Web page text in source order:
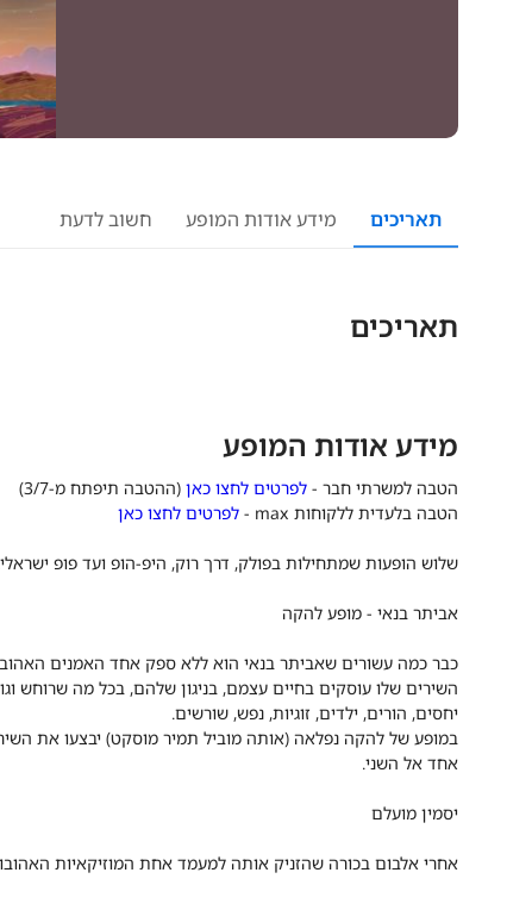
תאריכים מידע אודות המופע חשוב לדעת
תאריכים
מידע אודות המופע
הטבה למשרתי חבר - לפרטים לחצו כאן (ההטבה תיפתח מ-3/7)
הטבה בלעדית ללקוחות max -
לפרטים לחצו כאן
שלוש הופעות שמתחילות בפולק, דרך רוק, היפ-הופ ועד פופ
אביתר בנאי - מופע להקה
כבר כמה עשורים שאביתר בנאי הוא ללא ספק אחד האמנים
השירים שלו עוסקים בחיים עצמם, בניגון שלהם, בכל מה שרוחש
יחסים, הורים, ילדים, זוגיות, נפש, שורשים.
במופע של להקה נפלאה (אותה מוביל תמיר מוסקט) יבצעו את
אחד אל השני.
יסמין מועלם
אחרי אלבום בכורה שהזניק אותה למעמד אחת המוזיקאיות